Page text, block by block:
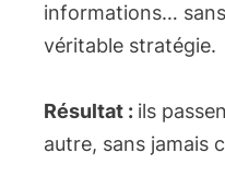
informations…
véritable stratégie.
Résultat : ils
autre, sans jamais